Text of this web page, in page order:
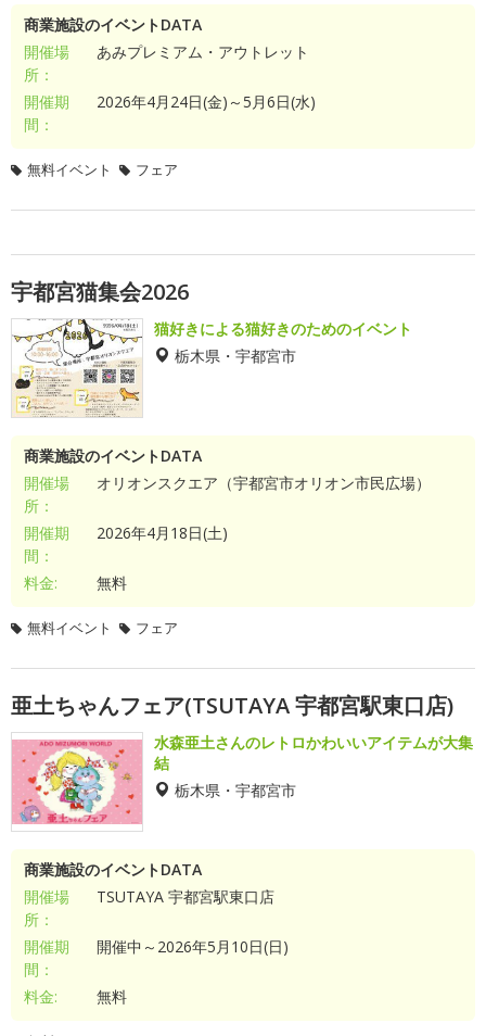
商業施設のイベントDATA
開催場
所：
あみプレミアム・アウトレット
開催期
間：
2026年4月24日(金)～5月6日(水)
無料イベント フェア
宇都宮猫集会2026
猫好きによる猫好きのためのイベント
栃木県・宇都宮市
商業施設のイベントDATA
開催場
所：
オリオンスクエア（宇都宮市オリオン市民広場）
開催期
間：
2026年4月18日(土)
料金: 無料
無料イベント フェア
亜土ちゃんフェア(TSUTAYA 宇都宮駅東口店)
水森亜土さんのレトロかわいいアイテムが大集
結
栃木県・宇都宮市
商業施設のイベントDATA
開催場
所：
TSUTAYA 宇都宮駅東口店
開催期
間：
開催中～2026年5月10日(日)
料金: 無料